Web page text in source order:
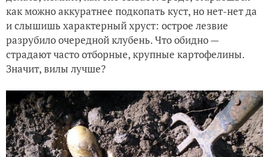
как можно аккуратнее подкопать куст, но нет-нет да
и слышишь характерный хруст: острое лезвие
разрубило очередной клубень. Что обидно —
страдают часто отборные, крупные картофелины.
Значит, вилы лучше?